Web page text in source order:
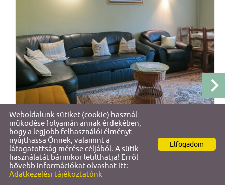
Őri Apartmán
Őri Apartman Bükfürdő, Juharfa sor 11.
DETAILS
Elfogadom
Weboldalunk sütiket (cookie) használ
működése folyamán annak érdekében,
hogy a legjobb felhasználói élményt
nyújthassa Önnek, valamint a
látogatottság mérése céljából. A sütik
használatát bármikor letilthatja! Erről
bővebb információkat olvashat itt:
Adatkezelési tájékoztatónk